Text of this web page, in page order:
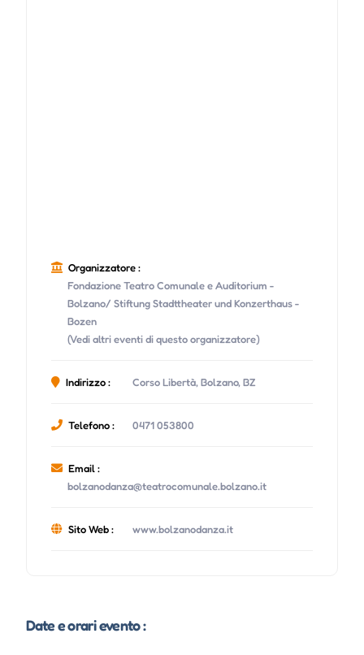
Organizzatore :
Fondazione Teatro Comunale e Auditorium -
Bolzano/ Stiftung Stadttheater und Konzerthaus -
Bozen
(Vedi altri eventi di questo organizzatore)
Indirizzo : Corso Libertà, Bolzano, BZ
Telefono : 0471 053800
Email :
bolzanodanza@teatrocomunale.bolzano.it
Sito Web : www.bolzanodanza.it
Date e orari evento :